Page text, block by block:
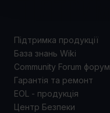
Підтримка продукції
База знань Wiki
Community Forum форум
Гарантія та ремонт
EOL - продукція
Центр Безпеки